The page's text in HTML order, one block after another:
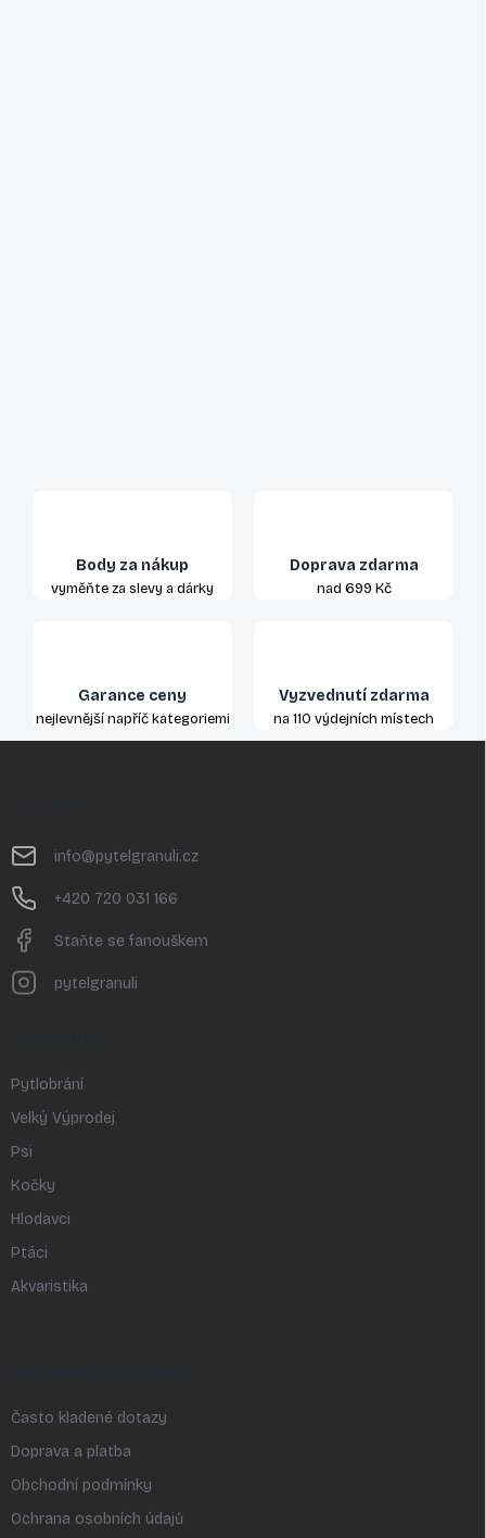
Body za nákup
vyměňte za slevy a dárky
Doprava zdarma
nad 699 Kč
Garance ceny
nejlevnější napříč kategoriemi
Vyzvednutí zdarma
na 110 výdejních místech
info@pytelgranuli.cz
+420 720 031 166
Staňte se fanouškem
pytelgranuli
Pytlobrání
Velký Výprodej
Psi
Kočky
Hlodavci
Ptáci
Akvaristika
Často kladené dotazy
Doprava a platba
Obchodní podmínky
Ochrana osobních údajů